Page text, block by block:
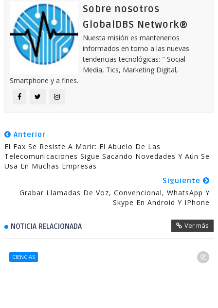
Sobre nosotros
GlobalDBS Network®
Nuesta misión es mantenerlos
informados en torno a las nuevas
tendencias tecnológicas: " Social
Media, Tics, Marketing Digital,
Smartphone y a fines.
Anterior
El Fax Se Resiste A Morir: El Abuelo De Las
Telecomunicaciones Sigue Sacando Novedades Y Aún Se
Usa En Muchas Empresas
Siguiente
Grabar Llamadas De Voz, Convencional, WhatsApp Y
Skype En Android Y IPhone
NOTICIA RELACIONADA Ver más
CIENCIAS